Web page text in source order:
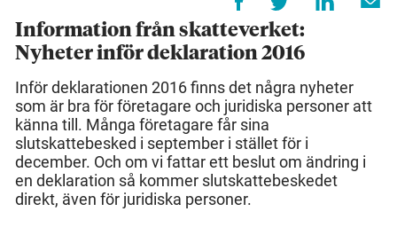
Information från skatteverket:
Nyheter inför deklaration 2016
Inför deklarationen 2016 finns det några nyheter
som är bra för företagare och juridiska personer att
känna till. Många företagare får sina
slutskattebesked i september i stället för i
december. Och om vi fattar ett beslut om ändring i
en deklaration så kommer slutskattebeskedet
direkt, även för juridiska personer.